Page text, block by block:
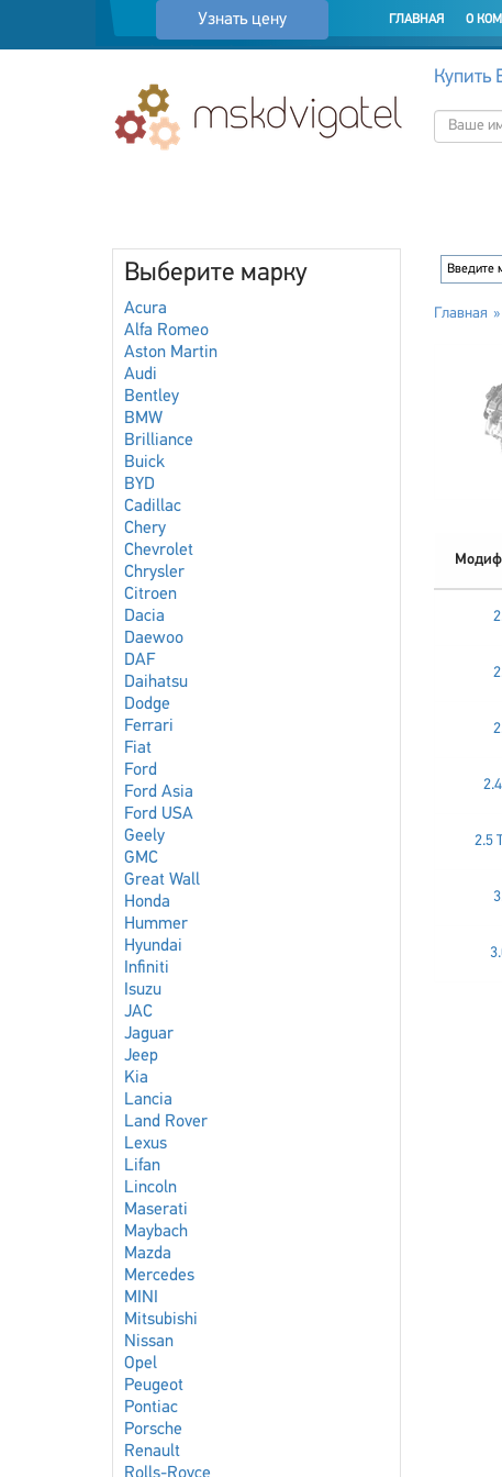
Узнать цену ГЛАВНАЯ О
Купить
Выберите марку
Acura
Alfa Romeo
Aston Martin
Audi
Bentley
BMW
Brilliance
Buick
BYD
Cadillac
Chery
Chevrolet
Chrysler
Citroen
Dacia
Daewoo
DAF
Daihatsu
Dodge
Ferrari
Fiat
Ford
Ford Asia
Ford USA
Geely
GMC
Great Wall
Honda
Hummer
Hyundai
Infiniti
Isuzu
JAC
Jaguar
Jeep
Kia
Lancia
Land Rover
Lexus
Lifan
Lincoln
Maserati
Maybach
Mazda
Mercedes
MINI
Mitsubishi
Nissan
Opel
Peugeot
Pontiac
Porsche
Renault
Главная
2.5